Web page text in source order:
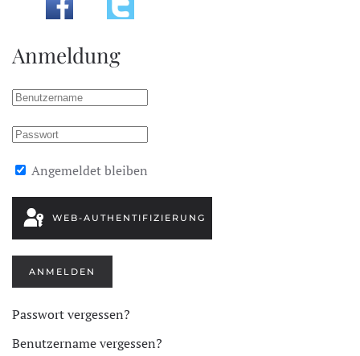
Anmeldung
Angemeldet bleiben
WEB-AUTHENTIFIZIERUNG
ANMELDEN
Passwort vergessen?
Benutzername vergessen?